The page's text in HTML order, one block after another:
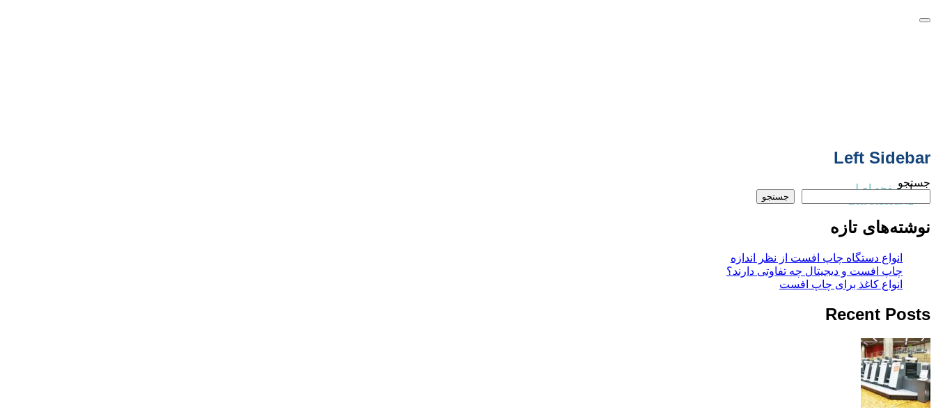
Left Sidebar
صفحه اصلی
Left Sidebar
جستجو
جستجو
نوشته‌های تازه
انواع دستگاه چاپ افست از نظر اندازه
چاپ افست و دیجیتال چه تفاوتی دارند؟
انواع کاغذ برای چاپ افست
Recent Posts